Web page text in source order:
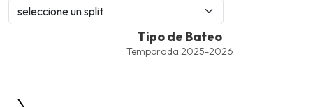
Tipo de Bateo
Temporada 2025-2026